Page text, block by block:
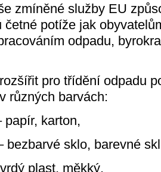
zmíněné služby EU
potíže jak
odpadu,
pro třídění odpadu
různých barvách:
papír, karton,
bezbarvé sklo, barevné
plast, měkký,